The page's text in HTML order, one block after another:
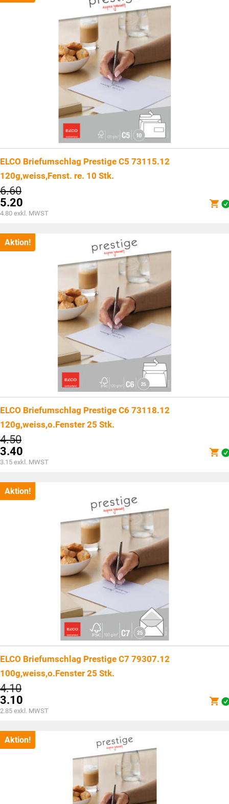
ELCO Briefumschlag Prestige C5 73115.12
120g,weiss,Fenst. re. 10 Stk.
6.60Ursprünglicher
Preis
war:
CHF6.60
5.20
Aktueller
ist:
CHF5.20.
4.80 exkl. MWST
Aktion!
ELCO Briefumschlag Prestige C6 73118.12
120g,weiss,o.Fenster 25 Stk.
4.50Ursprünglicher
Preis
war:
CHF4.50
3.40
Aktueller
ist:
CHF3.40.
3.15 exkl. MWST
Aktion!
ELCO Briefumschlag Prestige C7 79307.12
100g,weiss,o.Fenster 25 Stk.
4.10Ursprünglicher
Preis
war:
CHF4.10
3.10
Aktueller
ist:
CHF3.10.
2.85 exkl. MWST
Aktion!